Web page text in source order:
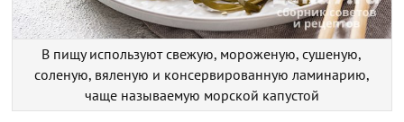
В пищу используют свежую, мороженую, сушеную,
соленую, вяленую и консервированную ламинарию,
чаще называемую морской капустой